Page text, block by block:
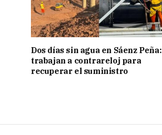
Dos días sin agua en Sáenz Peña:
trabajan a contrareloj para
recuperar el suministro